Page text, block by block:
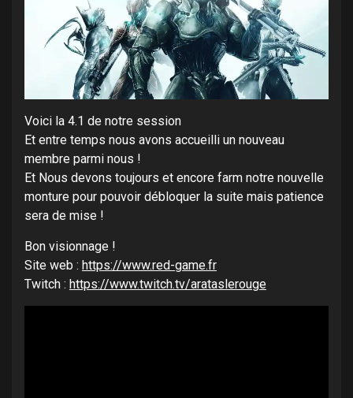
Voici la 4.1 de notre session
Et entre temps nous avons accueilli un nouveau
membre parmi nous !
Et Nous devons toujours et encore farm notre nouvelle
monture pour pouvoir débloquer la suite mais patience
sera de mise !
Bon visionnage !
Site web : https://www.red-game.fr
Twitch : https://www.twitch.tv/arataslerouge